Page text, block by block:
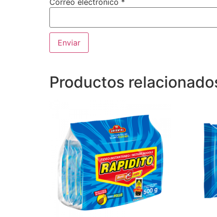
Correo electrónico *
Productos